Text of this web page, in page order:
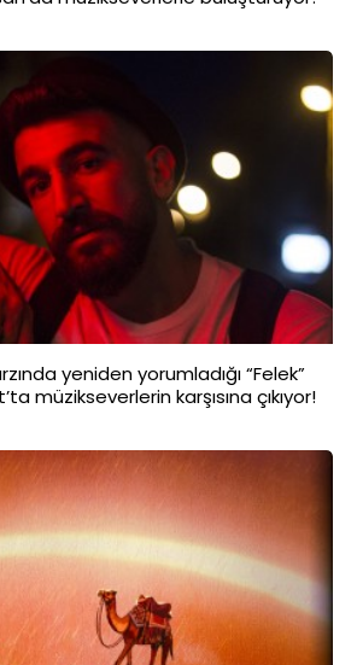
yeniden yorumladığı “Felek”
müzikseverlerin karşısına çıkıyor!